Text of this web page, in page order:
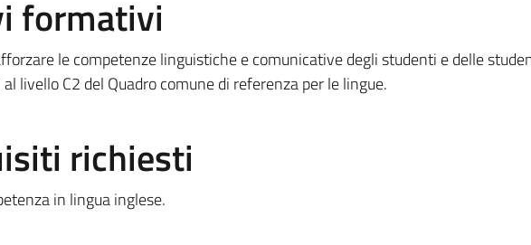
formativi
le competenze linguistiche e comunicative degli studenti e delle
livello C2 del Quadro comune di referenza per le lingue.
richiesti
in lingua inglese.